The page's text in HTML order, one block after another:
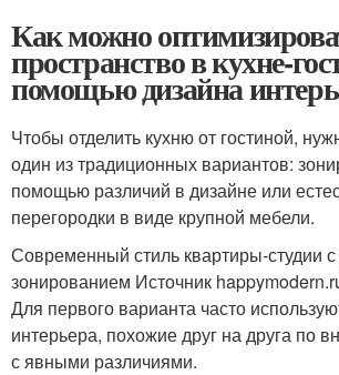
Как можно
пространство в кухне-
помощью дизайна
Чтобы отделить кухню от гостиной,
один из традиционных вариантов:
помощью различий в дизайне или
перегородки в виде крупной мебели.
Современный стиль квартиры-студии
зонированием Источник
Для первого варианта часто
интерьера, похожие друг на друга по
с явными различиями.